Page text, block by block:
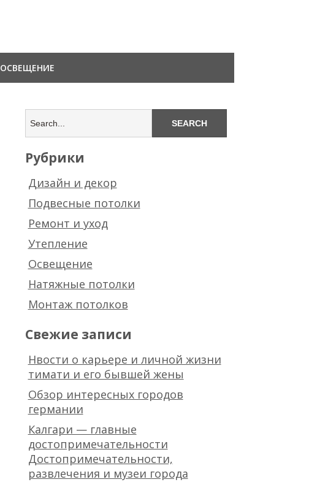
ОСВЕЩЕНИЕ
Рубрики
Дизайн и декор
Подвесные потолки
Ремонт и уход
Утепление
Освещение
Натяжные потолки
Монтаж потолков
Свежие записи
Нвости о карьере и личной жизни
тимати и его бывшей жены
Обзор интересных городов
германии
Калгари — главные
достопримечательности
Достопримечательности,
развлечения и музеи города